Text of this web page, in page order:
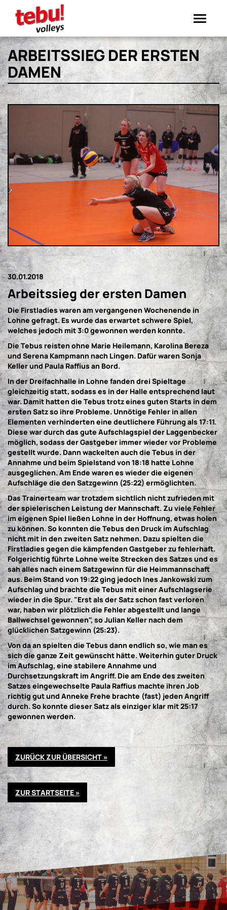
Toggle
navigation
ARBEITSSIEG DER ERSTEN
DAMEN
30.01.2018
Arbeitssieg der ersten Damen
Die Firstladies waren am vergangenen Wochenende in
Lohne gefragt. Es wurde das erwartet schwere Spiel,
welches jedoch mit 3:0 gewonnen werden konnte.
Die Tebus reisten ohne Marie Heilemann, Karolina Bereza
und Serena Kampmann nach Lingen. Dafür waren Sonja
Keller und Paula Raffius an Bord.
In der Dreifachhalle in Lohne fanden drei Spieltage
gleichzeitig statt, sodass es in der Halle entsprechend laut
war. Damit hatten die Tebus trotz eines guten Starts in dem
ersten Satz so ihre Probleme. Unnötige Fehler in allen
Elementen verhinderten eine deutlichere Führung als 17:11.
Diese war durch das gute Aufschlagspiel der Laggenbecker
möglich, sodass der Gastgeber immer wieder vor Probleme
gestellt wurde. Dann wackelten auch die Tebus in der
Annahme und beim Spielstand von 18:18 hatte Lohne
ausgeglichen. Am Ende waren es wieder die eigenen
Aufschläge die den Satzgewinn (25:22) ermöglichten.
Das Trainerteam war trotzdem sichtlich nicht zufrieden mit
der spielerischen Leistung der Mannschaft. Zu viele Fehler
im eigenen Spiel ließen Lohne in der Hoffnung, etwas holen
zu können. So konnten die Tebus den Druck im Aufschlag
nicht mit in den zweiten Satz nehmen. Dazu spielten die
Firstladies gegen die kämpfenden Gastgeber zu fehlerhaft.
Folgerichtig führte Lohne weite Strecken des Satzes und es
sah alles nach einem Satzgewinn für die Heimmannschaft
aus. Beim Stand von 19:22 ging jedoch Ines Jankowski zum
Aufschlag und brachte die Tebus mit einer Aufschlagserie
wieder in die Spur. "Erst als der Satz schon fast verloren
war, haben wir plötzlich die Fehler abgestellt und lange
Ballwechsel gewonnen", so Julian Keller nach dem
glücklichen Satzgewinn (25:23).
Von da an spielten die Tebus dann endlich so, wie man es
sich die ganze Zeit gewünscht hätte. Weiterhin guter Druck
im Aufschlag, eine stabilere Annahme und
Durchsetzungskraft im Angriff. Die am Ende des zweiten
Satzes eingewechselte Paula Raffius machte ihren Job
richtig gut und Anneke Frehe brachte (fast) jeden Angriff
durch. So konnte dieser Satz als einziger klar mit 25:17
gewonnen werden.
ZURÜCK ZUR ÜBERSICHT »
ZUR STARTSEITE »